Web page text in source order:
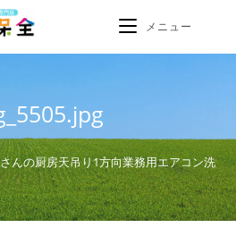
メニュー
んの厨房天吊り1方向業務用エアコン洗浄